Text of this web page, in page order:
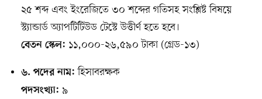
২৫ শব্দ এবং ইংরেজিতে ৩০ শব্দের গতিসহ সংশ্লিষ্ট বিষয়ে
স্ট্যান্ডার্ড অ্যাপটিটিউড টেস্টে উত্তীর্ণ হতে হবে।
বেতন স্কেল: ১১,০০০-২৬,৫৯০ টাকা (গ্রেড-১৩)
৬. পদের নাম: হিসাবরক্ষক
পদসংখ্যা: ৯